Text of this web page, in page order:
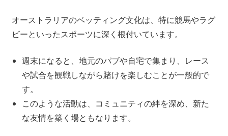
オーストラリアのベッティング文化は、特に競馬やラグ
ビーといったスポーツに深く根付いています。
週末になると、地元のパブや自宅で集まり、レース
や試合を観戦しながら賭けを楽しむことが一般的で
す。
このような活動は、コミュニティの絆を深め、新た
な友情を築く場ともなります。